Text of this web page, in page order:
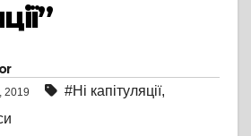
#Ні капітуляції,